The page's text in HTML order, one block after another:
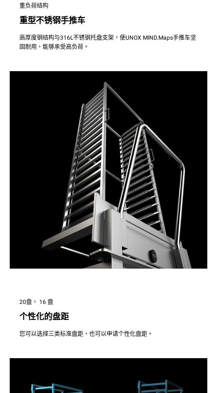
重负荷结构
重型不锈钢手推车
高厚度钢结构与316L不锈钢托盘支架，使UNOX MIND.Maps手推车坚
固耐用，能够承受高负荷。
20盘， 16 盘
个性化的盘距
您可以选择三类标准盘距，也可以申请个性化盘距。